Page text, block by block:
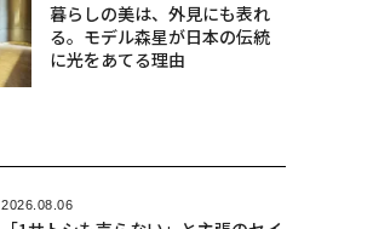
暮らしの美は、外見にも表れ
る。モデル森星が日本の伝統
に光をあてる理由
2026.08.06